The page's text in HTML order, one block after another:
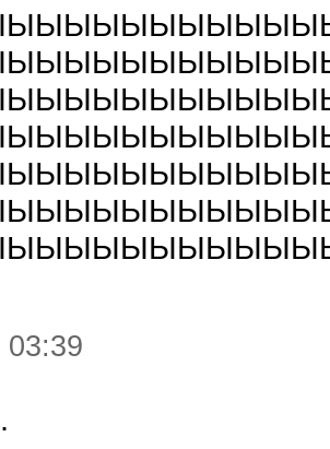
03:39